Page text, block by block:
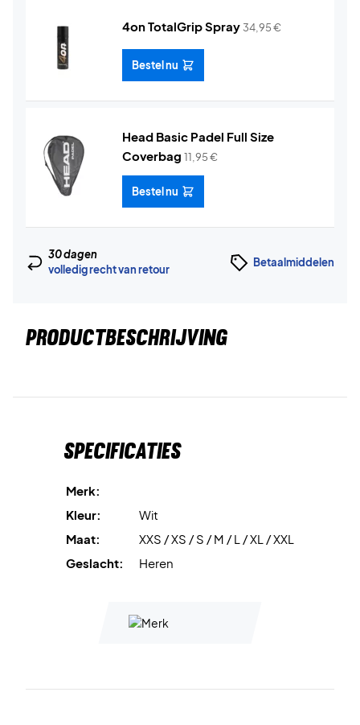
4on TotalGrip Spray 34,95€
Bestel nu
Head Basic Padel Full Size
Coverbag 11,95€
Bestel nu
30 dagen
volledig recht van retour
Betaalmiddelen
PRODUCTBESCHRIJVING
Specificaties
Merk:
Kleur:
Wit
Maat:
XXS / XS / S / M / L / XL / XXL
Geslacht:
Heren